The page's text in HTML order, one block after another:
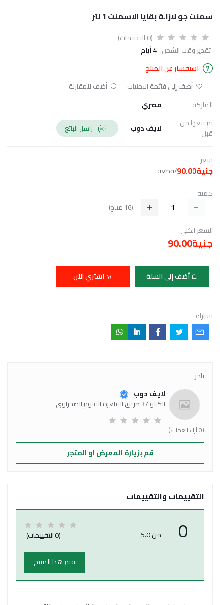
سمنت جو لازالة بقايا الاسمنت 1 لتر
(0 التقييمات)
تقدير وقت الشحن: 4 أيام
استفسار عن المنتج
أضف إلى قائمة الامنيات
أضف للمقارنة
الماركة
مصري
تم بيعها من
قبل
لايف دوب
سعر
جنية90.00 /قطعة
كمية
(
16 متاح)
السعر الكلي
جنية90.00
أضف إلى السلة اشتري الآن
يشارك
تاجر
لايف دوب
الكيلو 37 طريق القاهره الفيوم الصحراوي
(0 آراء العملاء)
قم بزيارة المعرض او المتجر
التقييمات والتقييمات
0 من 5.0 (0 التقييمات)
قيم هذا المنتج